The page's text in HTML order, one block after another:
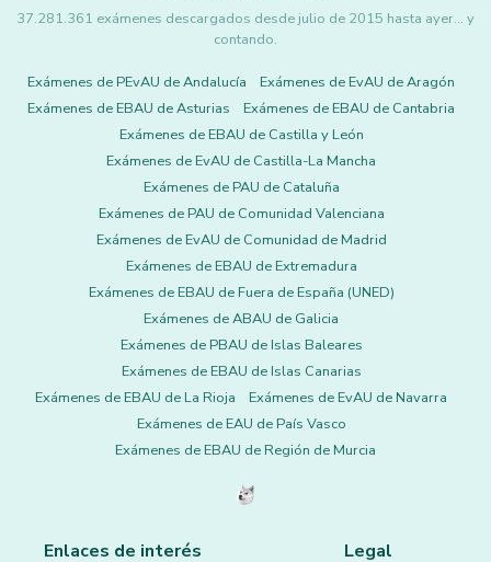
37.281.361 exámenes descargados desde julio de 2015 hasta ayer... y
contando.
Exámenes de PEvAU de Andalucía
Exámenes de EvAU de Aragón
Exámenes de EBAU de Asturias
Exámenes de EBAU de Cantabria
Exámenes de EBAU de Castilla y León
Exámenes de EvAU de Castilla-La Mancha
Exámenes de PAU de Cataluña
Exámenes de PAU de Comunidad Valenciana
Exámenes de EvAU de Comunidad de Madrid
Exámenes de EBAU de Extremadura
Exámenes de EBAU de Fuera de España (UNED)
Exámenes de ABAU de Galicia
Exámenes de PBAU de Islas Baleares
Exámenes de EBAU de Islas Canarias
Exámenes de EBAU de La Rioja
Exámenes de EvAU de Navarra
Exámenes de EAU de País Vasco
Exámenes de EBAU de Región de Murcia
Enlaces de interés Legal